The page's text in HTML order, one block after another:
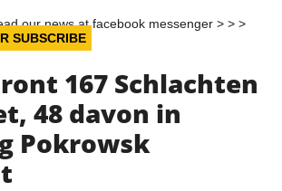
our news at facebook messenger > > >
SUBSCRIBE
167 Schlachten
48 davon in
Pokrowsk